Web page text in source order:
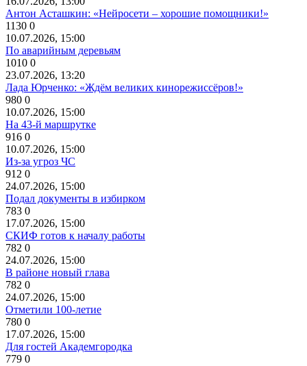
Антон Асташкин: «Нейросети – хорошие помощники!»
1130 0
10.07.2026, 15:00
По аварийным деревьям
1010 0
23.07.2026, 13:20
Лада Юрченко: «Ждём великих кинорежиссёров!»
980 0
10.07.2026, 15:00
На 43-й маршрутке
916 0
10.07.2026, 15:00
Из-за угроз ЧС
912 0
24.07.2026, 15:00
Подал документы в избирком
783 0
17.07.2026, 15:00
СКИФ готов к началу работы
782 0
24.07.2026, 15:00
В районе новый глава
782 0
24.07.2026, 15:00
Отметили 100-летие
780 0
17.07.2026, 15:00
Для гостей Академгородка
779 0